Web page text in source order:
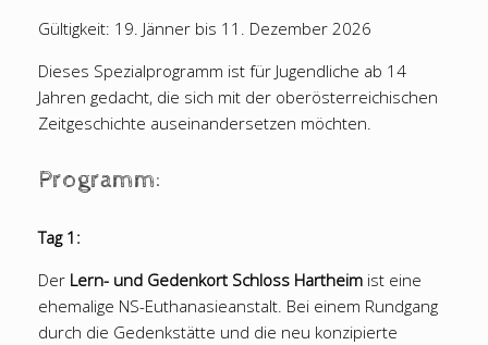
Gültigkeit: 19. Jänner bis 11. Dezember 2026
Dieses Spezialprogramm ist für Jugendliche ab 14
Jahren gedacht, die sich mit der oberösterreichischen
Zeitgeschichte auseinandersetzen möchten.
Programm:
Tag 1:
Der Lern- und Gedenkort Schloss Hartheim ist eine
ehemalige NS-Euthanasieanstalt. Bei einem Rundgang
durch die Gedenkstätte und die neu konzipierte